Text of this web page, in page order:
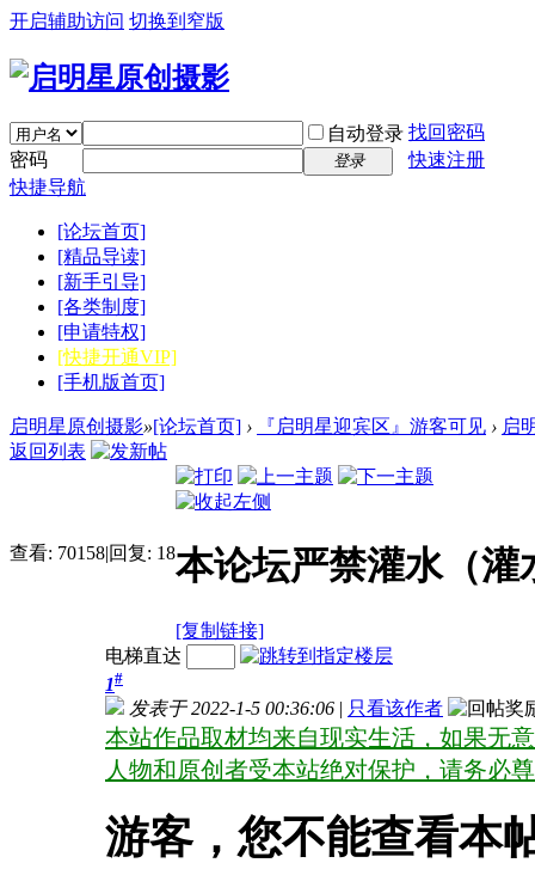
开启辅助访问 切换到窄版
自动登录 找回密码
密码
登录
快速注册
快捷导航
[论坛首页]
[精品导读]
[新手引导]
[各类制度]
[申请特权]
[快捷开通VIP]
[手机版首页]
启明星原创摄影»[论坛首页] › 『启明星迎宾区』游客可见 › 启
返回列表
查看: 70158|回复: 18本论坛严禁灌水（
[复制链接]
电梯直达
1#
发表于 2022-1-5 00:36:06 | 只看该作者
本站作品取材均来自现实生活，如果无
人物和原创者受本站绝对保护，请务必
游客，您不能查看本